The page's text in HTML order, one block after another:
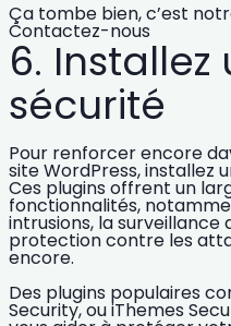
Ça tombe bien, c’est
Contactez-nous
6.
sécurité
Pour renforcer encore
site WordPress, installez
Ces plugins offrent un
fonctionnalités,
intrusions, la surveillance
protection contre les
encore.
Des plugins populaires
Security, ou iThemes